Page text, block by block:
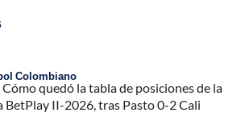
Colombiano
Cómo quedó la tabla de posiciones de la
BetPlay II-2026, tras Pasto 0-2 Cali